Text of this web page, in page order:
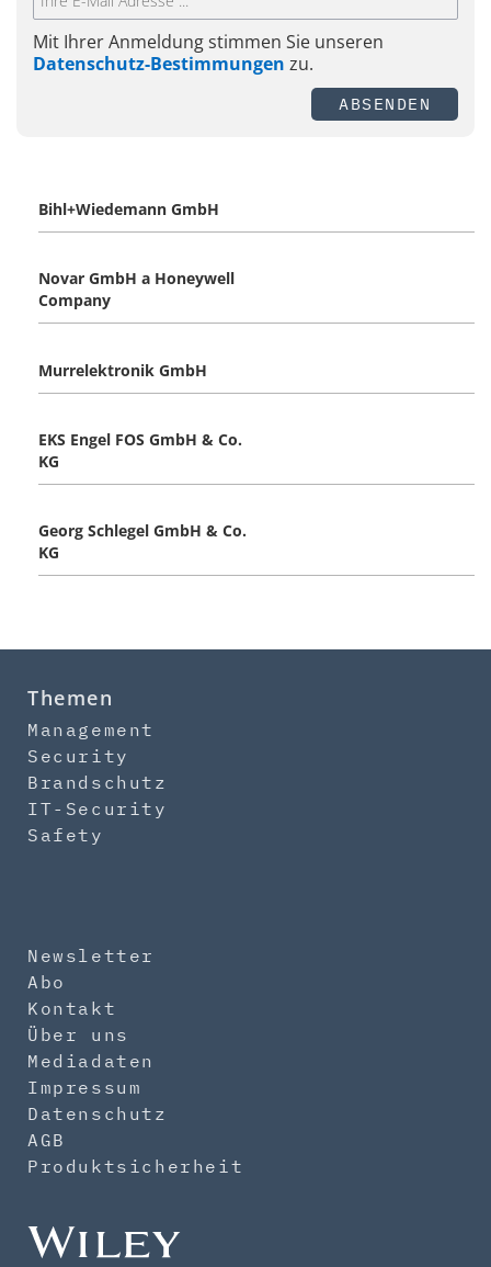
Mit Ihrer Anmeldung stimmen Sie unseren
Datenschutz-Bestimmungen zu.
ABSENDEN
Bihl+Wiedemann GmbH
Novar GmbH a Honeywell
Company
Murrelektronik GmbH
EKS Engel FOS GmbH & Co.
KG
Georg Schlegel GmbH & Co.
KG
Themen
Management
Security
Brandschutz
IT-Security
Safety
Newsletter
Abo
Kontakt
Über uns
Mediadaten
Impressum
Datenschutz
AGB
Produktsicherheit